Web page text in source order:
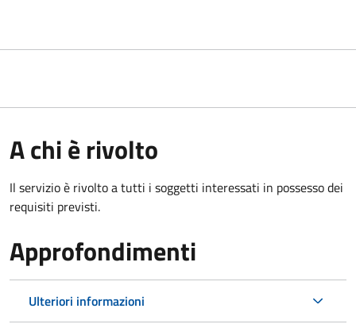
A chi è rivolto
Il servizio è rivolto a tutti i soggetti interessati in possesso dei
requisiti previsti.
Approfondimenti
Ulteriori informazioni